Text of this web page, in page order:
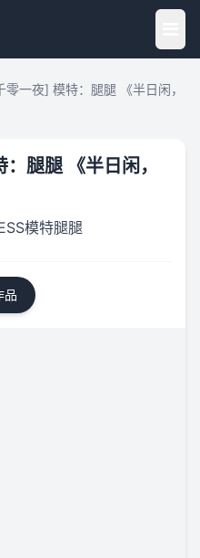
零一夜] 模特：腿腿 《半日闲，
腿腿 《半日闲，
模特腿腿
品